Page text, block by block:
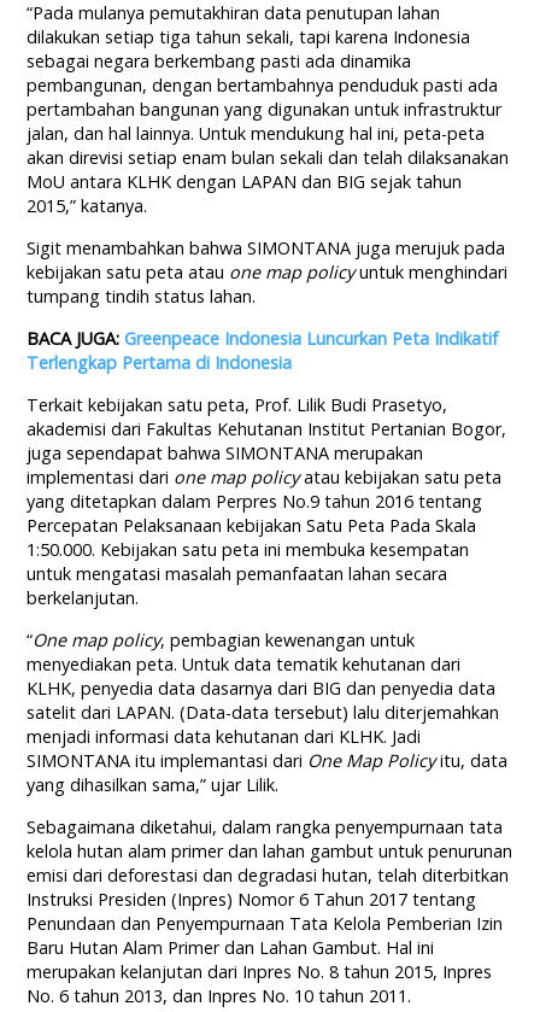
“Pada mulanya pemutakhiran data penutupan lahan
dilakukan setiap tiga tahun sekali, tapi karena Indonesia
sebagai negara berkembang pasti ada dinamika
pembangunan, dengan bertambahnya penduduk pasti ada
pertambahan bangunan yang digunakan untuk infrastruktur
jalan, dan hal lainnya. Untuk mendukung hal ini, peta-peta
akan direvisi setiap enam bulan sekali dan telah dilaksanakan
MoU antara KLHK dengan LAPAN dan BIG sejak tahun
2015,” katanya.
Sigit menambahkan bahwa SIMONTANA juga merujuk pada
kebijakan satu peta atau one map policyuntuk menghindari
tumpang tindih status lahan.
BACA JUGA:Greenpeace Indonesia Luncurkan Peta Indikatif
Terlengkap Pertama di Indonesia
Terkait kebijakan satu peta, Prof. Lilik Budi Prasetyo,
akademisi dari Fakultas Kehutanan Institut Pertanian Bogor,
juga sependapat bahwa SIMONTANA merupakan
implementasi dari one map policyatau kebijakan satu peta
yang ditetapkan dalam Perpres No.9 tahun 2016 tentang
Percepatan Pelaksanaan kebijakan Satu Peta Pada Skala
1:50.000. Kebijakan satu peta ini membuka kesempatan
untuk mengatasi masalah pemanfaatan lahan secara
berkelanjutan.
“One map policy, pembagian kewenangan untuk
menyediakan peta. Untuk data tematik kehutanan dari
KLHK, penyedia data dasarnya dari BIG dan penyedia data
satelit dari LAPAN. (Data-data tersebut) lalu diterjemahkan
menjadi informasi data kehutanan dari KLHK. Jadi
SIMONTANA itu implemantasi dari One Map Policyitu, data
yang dihasilkan sama,” ujar Lilik.
Sebagaimana diketahui, dalam rangka penyempurnaan tata
kelola hutan alam primer dan lahan gambut untuk penurunan
emisi dari deforestasi dan degradasi hutan, telah diterbitkan
Instruksi Presiden (Inpres) Nomor 6 Tahun 2017 tentang
Penundaan dan Penyempurnaan Tata Kelola Pemberian Izin
Baru Hutan Alam Primer dan Lahan Gambut. Hal ini
merupakan kelanjutan dari Inpres No. 8 tahun 2015, Inpres
No. 6 tahun 2013, dan Inpres No. 10 tahun 2011.